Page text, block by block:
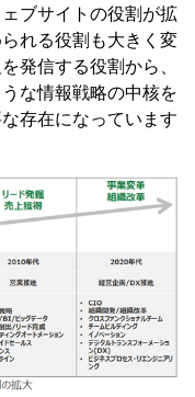
ブサイトの役割が拡
れる役割も大きく変
発信する役割から、
な情報戦略の中核を
存在になっています